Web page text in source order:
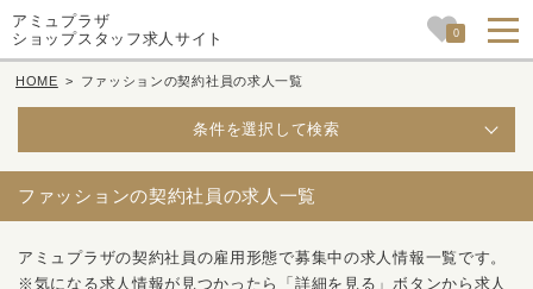
アミュプラザ
ショップスタッフ求人サイト
0
HOME > ファッションの契約社員の求人一覧
条件を選択して検索
ファッションの契約社員の求人一覧
アミュプラザの契約社員の雇用形態で募集中の求人情報一覧です。
※気になる求人情報が見つかったら「詳細を見る」ボタンから求人